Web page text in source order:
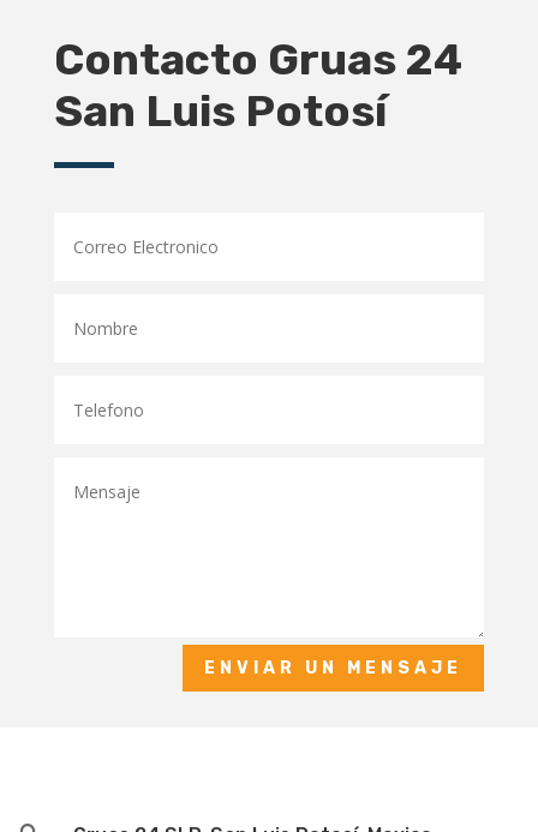
Contacto Gruas 24
San Luis Potosí
ENVIAR UN MENSAJE